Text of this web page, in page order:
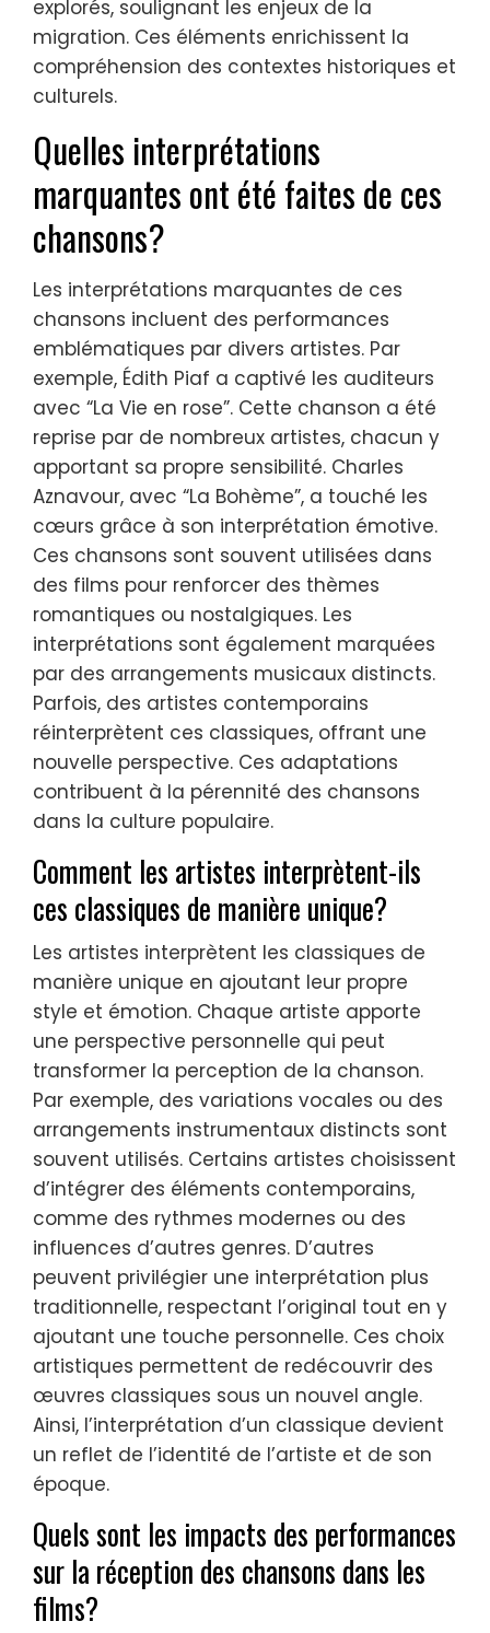
explorés, soulignant les enjeux de la
migration. Ces éléments enrichissent la
compréhension des contextes historiques et
culturels.
Quelles interprétations
marquantes ont été faites de ces
chansons?
Les interprétations marquantes de ces
chansons incluent des performances
emblématiques par divers artistes. Par
exemple, Édith Piaf a captivé les auditeurs
avec “La Vie en rose”. Cette chanson a été
reprise par de nombreux artistes, chacun y
apportant sa propre sensibilité. Charles
Aznavour, avec “La Bohème”, a touché les
cœurs grâce à son interprétation émotive.
Ces chansons sont souvent utilisées dans
des films pour renforcer des thèmes
romantiques ou nostalgiques. Les
interprétations sont également marquées
par des arrangements musicaux distincts.
Parfois, des artistes contemporains
réinterprètent ces classiques, offrant une
nouvelle perspective. Ces adaptations
contribuent à la pérennité des chansons
dans la culture populaire.
Comment les artistes interprètent-ils
ces classiques de manière unique?
Les artistes interprètent les classiques de
manière unique en ajoutant leur propre
style et émotion. Chaque artiste apporte
une perspective personnelle qui peut
transformer la perception de la chanson.
Par exemple, des variations vocales ou des
arrangements instrumentaux distincts sont
souvent utilisés. Certains artistes choisissent
d’intégrer des éléments contemporains,
comme des rythmes modernes ou des
influences d’autres genres. D’autres
peuvent privilégier une interprétation plus
traditionnelle, respectant l’original tout en y
ajoutant une touche personnelle. Ces choix
artistiques permettent de redécouvrir des
œuvres classiques sous un nouvel angle.
Ainsi, l’interprétation d’un classique devient
un reflet de l’identité de l’artiste et de son
époque.
Quels sont les impacts des performances
sur la réception des chansons dans les
films?